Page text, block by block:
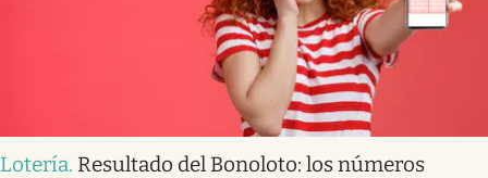
Lotería. Resultado del Bonoloto: los números